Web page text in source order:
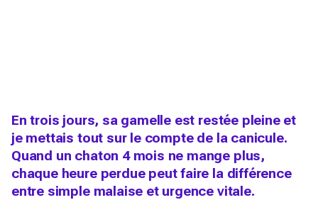
En trois jours, sa gamelle est restée pleine et
je mettais tout sur le compte de la canicule.
Quand un chaton 4 mois ne mange plus,
chaque heure perdue peut faire la différence
entre simple malaise et urgence vitale.